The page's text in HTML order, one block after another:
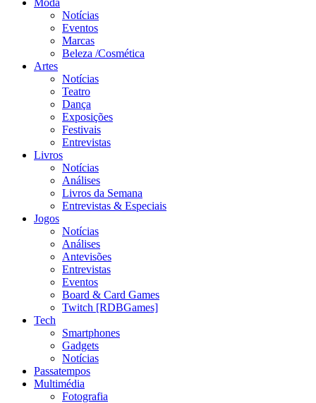
Notícias
Eventos
Marcas
Beleza /Cosmética
Artes
Notícias
Teatro
Dança
Exposições
Festivais
Entrevistas
Livros
Notícias
Análises
Livros da Semana
Entrevistas & Especiais
Jogos
Notícias
Análises
Antevisões
Entrevistas
Eventos
Board & Card Games
Twitch [RDBGames]
Tech
Smartphones
Gadgets
Notícias
Passatempos
Multimédia
Fotografia